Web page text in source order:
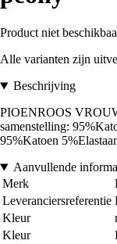
Product niet
Alle varianten zijn
Beschrijving
PIOENROOS
samenstelling:
95%Katoen
Aanvullende
Merk
Leveranciersreferentie
Kleur
Kleur